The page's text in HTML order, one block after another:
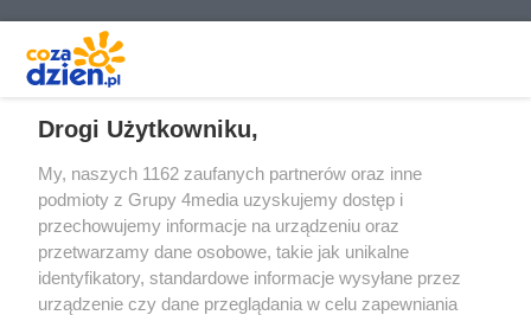
Drogi Użytkowniku,
My, naszych 1162 zaufanych partnerów oraz inne
podmioty z Grupy 4media uzyskujemy dostęp i
przechowujemy informacje na urządzeniu oraz
przetwarzamy dane osobowe, takie jak unikalne
identyfikatory, standardowe informacje wysyłane przez
urządzenie czy dane przeglądania w celu zapewniania